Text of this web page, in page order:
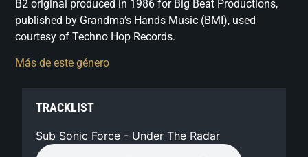
B2 original produced in 1986 for Big Beat Productions,
published by Grandma’s Hands Music (BMI), used
courtesy of Techno Hop Records.
Más de este género
TRACKLIST
Sub Sonic Force - Under The Radar